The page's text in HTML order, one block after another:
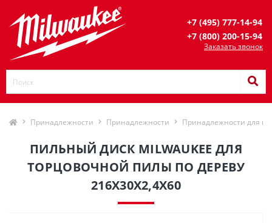
+7 (495) 777-14-94
+7 (800) 200-15-94
Заказать звонок
Принадлежности Принадлежности Принадлежности для
ПИЛЬНЫЙ ДИСК MILWAUKEE ДЛЯ
ТОРЦОВОЧНОЙ ПИЛЫ ПО ДЕРЕВУ
216X30X2,4X60